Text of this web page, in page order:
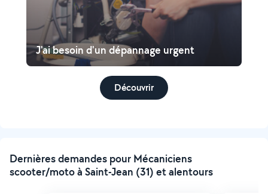
J'ai besoin d'un dépannage urgent
Découvrir
Dernières demandes pour Mécaniciens
scooter/moto à Saint-Jean (31) et alentours